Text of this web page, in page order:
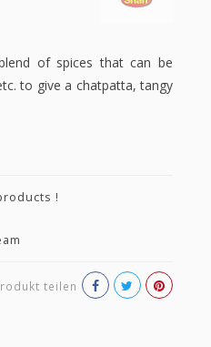
of spices that can be
to give a chatpatta, tangy
!
teilen